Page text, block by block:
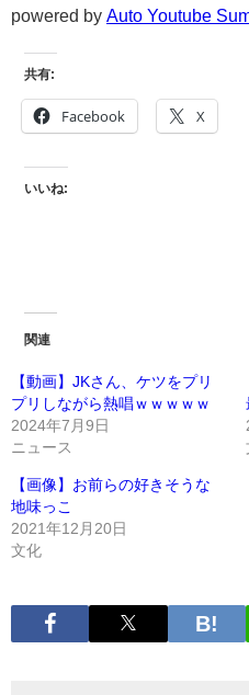
powered by Auto Youtube
共有:
Facebook X
いいね:
関連
【動画】JKさん、ケツをプリ
プリしながら熱唱ｗｗｗｗｗ
2024年7月9日
ニュース
【画像】お前らの好きそうな
地味っこ
2021年12月20日
文化